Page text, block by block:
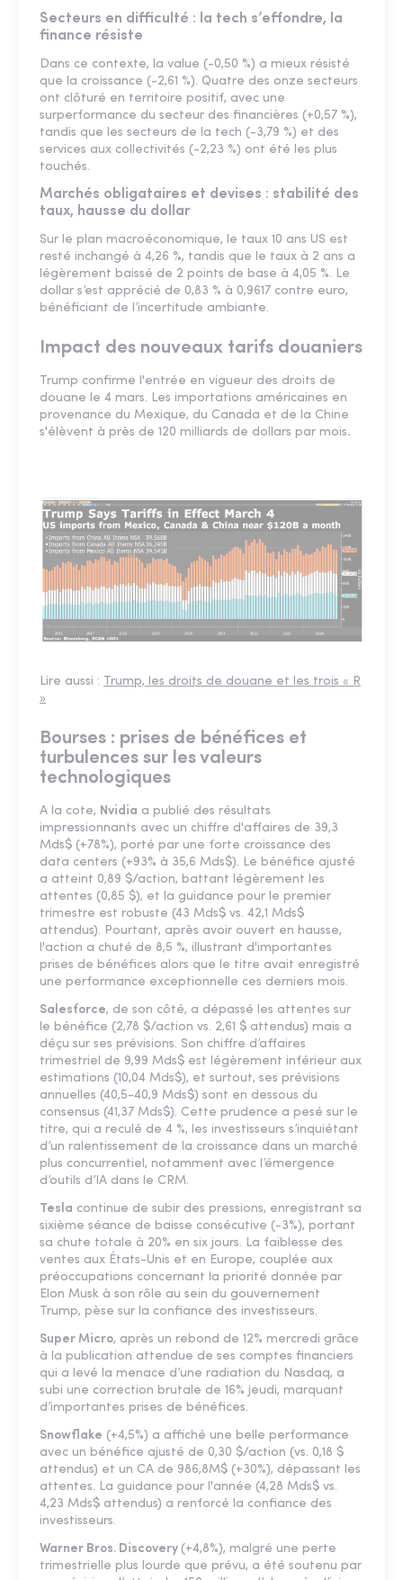
Secteurs en difficulté : la tech s’effondre, la
finance résiste
Dans ce contexte, la value (-0,50 %) a mieux résisté
que la croissance (-2,61 %). Quatre des onze secteurs
ont clôturé en territoire positif, avec une
surperformance du secteur des financières (+0,57 %),
tandis que les secteurs de la tech (-3,79 %) et des
services aux collectivités (-2,23 %) ont été les plus
touchés.
Marchés obligataires et devises : stabilité des
taux, hausse du dollar
Sur le plan macroéconomique, le taux 10 ans US est
resté inchangé à 4,26 %, tandis que le taux à 2 ans a
légèrement baissé de 2 points de base à 4,05 %. Le
dollar s’est apprécié de 0,83 % à 0,9617 contre euro,
bénéficiant de l’incertitude ambiante.
Impact des nouveaux tarifs douaniers
Trump confirme l'entrée en vigueur des droits de
douane le 4 mars. Les importations américaines en
provenance du Mexique, du Canada et de la Chine
s'élèvent à près de 120 milliards de dollars par mois.
Lire aussi : Trump, les droits de douane et les trois « R
»
Bourses : prises de bénéfices et
turbulences sur les valeurs
technologiques
A la cote, Nvidia a publié des résultats
impressionnants avec un chiffre d'affaires de 39,3
Mds$ (+78%), porté par une forte croissance des
data centers (+93% à 35,6 Mds$). Le bénéfice ajusté
a atteint 0,89 $/action, battant légèrement les
attentes (0,85 $), et la guidance pour le premier
trimestre est robuste (43 Mds$ vs. 42,1 Mds$
attendus). Pourtant, après avoir ouvert en hausse,
l'action a chuté de 8,5 %, illustrant d'importantes
prises de bénéfices alors que le titre avait enregistré
une performance exceptionnelle ces derniers mois.
Salesforce, de son côté, a dépassé les attentes sur
le bénéfice (2,78 $/action vs. 2,61 $ attendus) mais a
déçu sur ses prévisions. Son chiffre d’affaires
trimestriel de 9,99 Mds$ est légèrement inférieur aux
estimations (10,04 Mds$), et surtout, ses prévisions
annuelles (40,5-40,9 Mds$) sont en dessous du
consensus (41,37 Mds$). Cette prudence a pesé sur le
titre, qui a reculé de 4 %, les investisseurs s’inquiétant
d’un ralentissement de la croissance dans un marché
plus concurrentiel, notamment avec l’émergence
d’outils d’IA dans le CRM.
Tesla continue de subir des pressions, enregistrant sa
sixième séance de baisse consécutive (-3%), portant
sa chute totale à 20% en six jours. La faiblesse des
ventes aux États-Unis et en Europe, couplée aux
préoccupations concernant la priorité donnée par
Elon Musk à son rôle au sein du gouvernement
Trump, pèse sur la confiance des investisseurs.
Super Micro, après un rebond de 12% mercredi grâce
à la publication attendue de ses comptes financiers
qui a levé la menace d’une radiation du Nasdaq, a
subi une correction brutale de 16% jeudi, marquant
d’importantes prises de bénéfices.
Snowflake (+4,5%) a affiché une belle performance
avec un bénéfice ajusté de 0,30 $/action (vs. 0,18 $
attendus) et un CA de 986,8M$ (+30%), dépassant les
attentes. La guidance pour l'année (4,28 Mds$ vs.
4,23 Mds$ attendus) a renforcé la confiance des
investisseurs.
Warner Bros. Discovery (+4,8%), malgré une perte
trimestrielle plus lourde que prévu, a été soutenu par